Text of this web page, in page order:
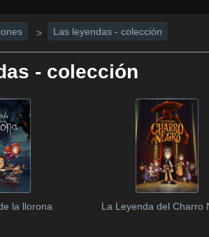
> Las leyendas - colección
- colección
la llorona La Leyenda del Charro